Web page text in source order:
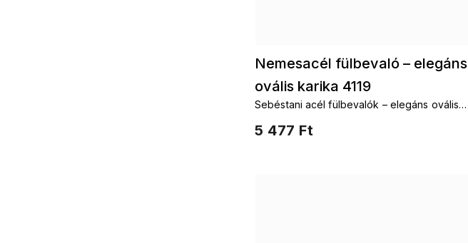
Nemesacél fülbevaló – elegáns
ovális karika 4119
5 477 Ft
Sebéstani acél fülbevalók – elegáns ovális